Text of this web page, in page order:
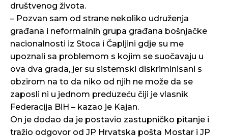
društvenog života.
– Pozvan sam od strane nekoliko udruženja
građana i neformalnih grupa građana bošnjačke
nacionalnosti iz Stoca i Čapljini gdje su me
upoznali sa problemom s kojim se suočavaju u
ova dva grada, jer su sistemski diskriminisani s
obzirom na to da niko od njih ne može da se
zaposli ni u jednom preduzeću čiji je vlasnik
Federacija BiH – kazao je Kajan.
On je dodao da je postavio zastupničko pitanje i
tražio odgovor od JP Hrvatska pošta Mostar i JP